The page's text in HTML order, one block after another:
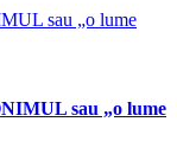
sau „o lume
sau „o lume